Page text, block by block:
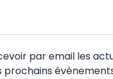
par email les